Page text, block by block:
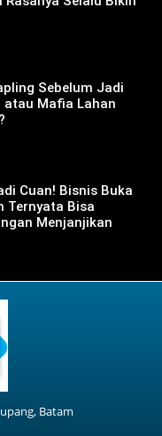
Sebelum Jadi
atau Mafia Lahan
Cuan! Bisnis Buka
Ternyata Bisa
Menjanjikan
Batam